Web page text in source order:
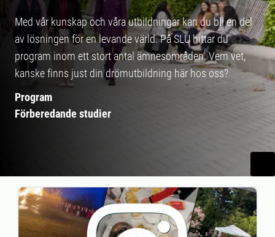
Med vår kunskap och våra utbildningar kan du bli en del
av lösningen för en levande värld. På SLU hittar du
program inom ett stort antal ämnesområden. Vem vet,
kanske finns just din drömutbildning här hos oss?
Program
Förberedande studier